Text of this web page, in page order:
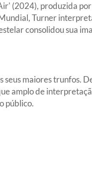
(2024), produzida por
Turner
consolidou sua
maiores trunfos.
amplo de
público.